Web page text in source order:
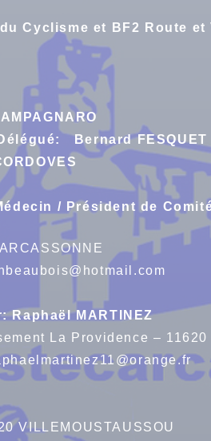
Cyclisme et BF2 Route et
Bernard FESQUET
/ Président de
hbeaubois@hotmail.com
Raphaël MARTINEZ
La Providence – 11620
VILLEMOUSTAUSSOU